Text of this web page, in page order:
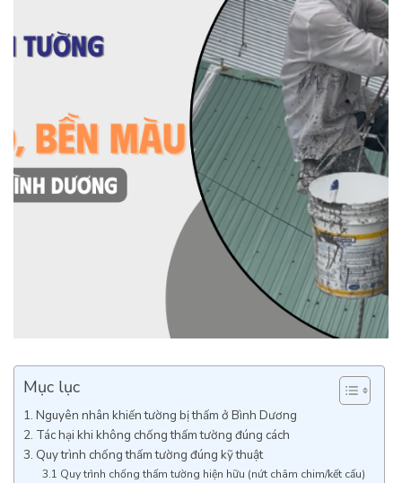
Mục lục
1. Nguyên nhân khiến tường bị thấm ở Bình Dương
2. Tác hại khi không chống thấm tường đúng cách
3. Quy trình chống thấm tường đúng kỹ thuật
3.1 Quy trình chống thấm tường hiện hữu (nứt châm chim/kết cấu)